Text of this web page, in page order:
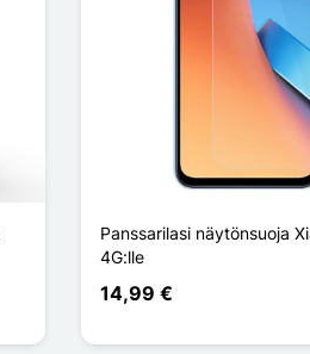
Panssarilasi näytönsuoja
4G:lle
14,99 €